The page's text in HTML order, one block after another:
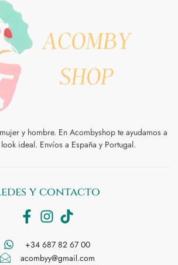
y hombre. En Acombyshop te ayudamos a
ideal. Envíos a España y Portugal.
y contacto
+34 687 82 67 00
acombyy@gmail.com